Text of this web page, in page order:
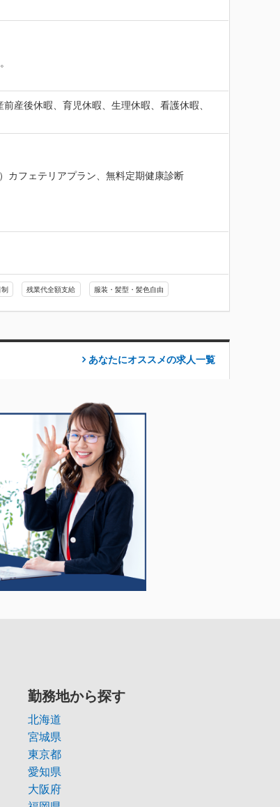
産後休暇、育児休暇、生理休暇、看護休暇、
カフェテリアプラン、無料定期健康診断
残業代全額支給 服装・髪型・髪色自由
あなたにオススメの求人一覧
勤務地から探す
北海道
宮城県
東京都
愛知県
大阪府